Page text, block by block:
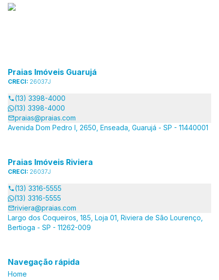
Praias Imóveis Guarujá
CRECI: 26037J
(13) 3398-4000
(13) 3398-4000
praias@praias.com
Avenida Dom Pedro I, 2650, Enseada, Guarujá - SP - 11440001
Praias Imóveis Riviera
CRECI: 26037J
(13) 3316-5555
(13) 3316-5555
riviera@praias.com
Largo dos Coqueiros, 185, Loja 01, Riviera de São Lourenço,
Bertioga - SP - 11262-009
Navegação rápida
Home